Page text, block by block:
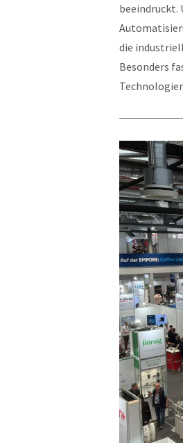
beeindruckt.
die
Besonders